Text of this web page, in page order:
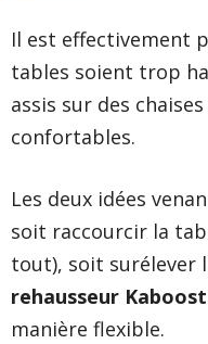
Il est effectivement
tables soient trop
assis sur des
confortables.
Les deux idées
soit raccourcir la
tout), soit surélever
rehausseur Kaboost
manière flexible.